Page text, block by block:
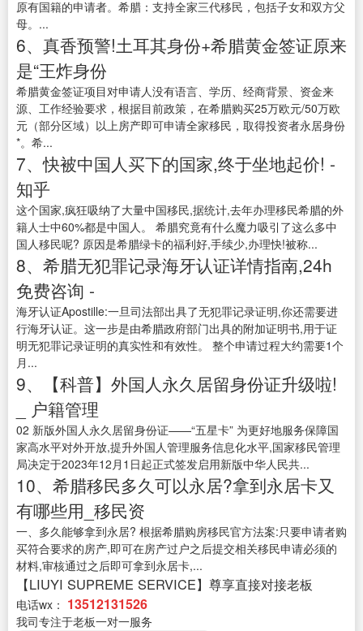
原有国籍的申请者。希腊：支持全家三代移民，包括子女和双方父
母。...
6、真香预警!土耳其身份+希腊黄金签证原来
是“王炸身份
希腊黄金签证项目对申请人没有语言、学历、经商背景、资金来
源、工作经验要求，根据目前政策，在希腊购买25万欧元/50万欧
元（部分区域）以上房产即可申请全家移民，取得投资者永居身份
*。希...
7、快被中国人买下的国家,终于坐地起价! -
知乎
这个国家,疯狂吸纳了大量中国移民,据统计,去年办理移民希腊的外
籍人士中60%都是中国人。 希腊究竟有什么魔力吸引了这么多中
国人移民呢? 原因是希腊绿卡的福利好,手续少,办理快!被称...
8、希腊无犯罪记录海牙认证详情指南,24h
免费咨询 -
海牙认证Apostille:一旦司法部出具了无犯罪记录证明,你还需要进
行海牙认证。这一步是由希腊政府部门出具的附加证明书,用于证
明无犯罪记录证明的真实性和有效性。 整个申请过程大约需要1个
月...
9、【科普】外国人永久居留身份证升级啦!
_ 户籍管理
02 新版外国人永久居留身份证——“五星卡” 为更好地服务保障国
家高水平对外开放,提升外国人管理服务信息化水平,国家移民管理
局决定于2023年12月1日起正式签发启用新版中华人民共...
10、希腊移民多久可以永居?拿到永居卡又
有哪些用_移民资
一、多久能够拿到永居? 根据希腊购房移民官方法案:只要申请者购
买符合要求的房产,即可在房产过户之后提交相关移民申请必须的
材料,审核通过之后即可拿到永居卡,...
【LIUYI SUPREME SERVICE】尊享直接对接老板
电话wx： 13512131526
我司专注于老板一对一服务